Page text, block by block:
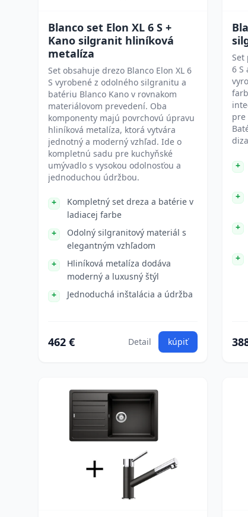
Blanco set Elon XL 6 S +
Kano silgranit hliníková
metalíza
Set obsahuje drezo Blanco Elon XL 6
S vyrobené z odolného silgranitu a
batériu Blanco Kano v rovnakom
materiálovom prevedení. Oba
komponenty majú povrchovú úpravu
hliníková metalíza, ktorá vytvára
jednotný a moderný vzhľad. Ide o
kompletnú sadu pre kuchyňské
umývadlo s vysokou odolnosťou a
jednoduchou údržbou.
Kompletný set dreza a batérie v
ladiacej farbe
Odolný silgranitový materiál s
elegantným vzhľadom
Hliníková metalíza dodáva
moderný a luxusný štýl
Jednoduchá inštalácia a údržba
462 € Detail kúpiť
Set
6 S
pre